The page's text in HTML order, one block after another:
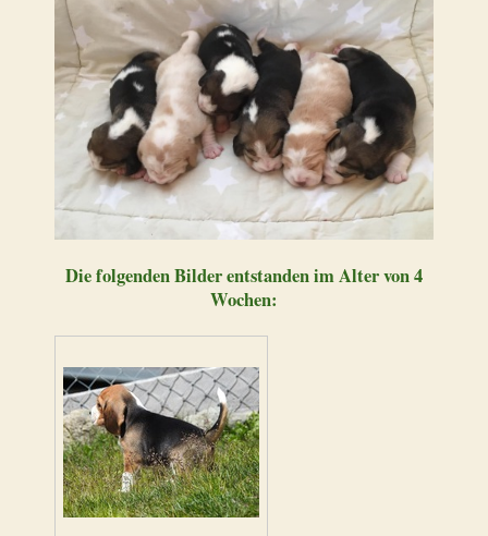
Die folgenden Bilder entstanden im Alter von 4
Wochen: